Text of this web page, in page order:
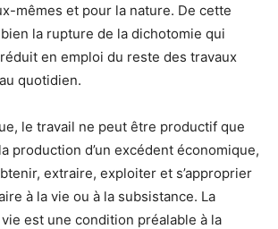
mêmes et pour la nature. De cette
la rupture de la dichotomie qui
en emploi du reste des travaux
quotidien.
le travail ne peut être productif que
production d’un excédent économique,
extraire, exploiter et s’approprier
à la vie ou à la subsistance. La
est une condition préalable à la